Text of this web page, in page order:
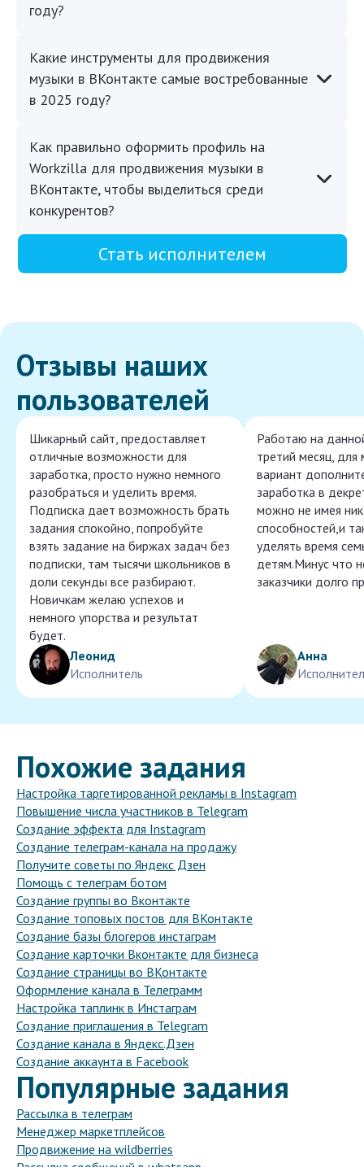
году?
Какие инструменты для продвижения
музыки в ВКонтакте самые востребованные
в 2025 году?
Как правильно оформить профиль на
Workzilla для продвижения музыки в
ВКонтакте, чтобы выделиться среди
конкурентов?
Стать исполнителем
Отзывы наших
пользователей
Шикарный сайт, предоставляет
отличные возможности для
заработка, просто нужно немного
разобраться и уделить время.
Подписка дает возможность брать
задания спокойно, попробуйте
взять задание на биржах задач без
подписки, там тысячи школьников в
доли секунды все разбирают.
Новичкам желаю успехов и
немного упорства и результат
будет.
Леонид
Исполнитель
Работаю на
третий месяц, для
вариант
заработка в
можно не имея
способностей,и
уделять время
детям.Минус что
заказчики долго
Анна
Похожие задания
Настройка таргетированной рекламы в Instagram
Повышение числа участников в Telegram
Создание эффекта для Instagram
Создание телеграм-канала на продажу
Получите советы по Яндекс Дзен
Помощь с телеграм ботом
Создание группы во Вконтакте
Создание топовых постов для ВКонтакте
Создание базы блогеров инстаграм
Создание карточки Вконтакте для бизнеса
Создание страницы во ВКонтакте
Оформление канала в Телеграмм
Настройка таплинк в Инстаграм
Создание приглашения в Telegram
Создание канала в Яндекс.Дзен
Создание аккаунта в Facebook
Популярные задания
Рассылка в телеграм
Менеджер маркетплейсов
Продвижение на wildberries